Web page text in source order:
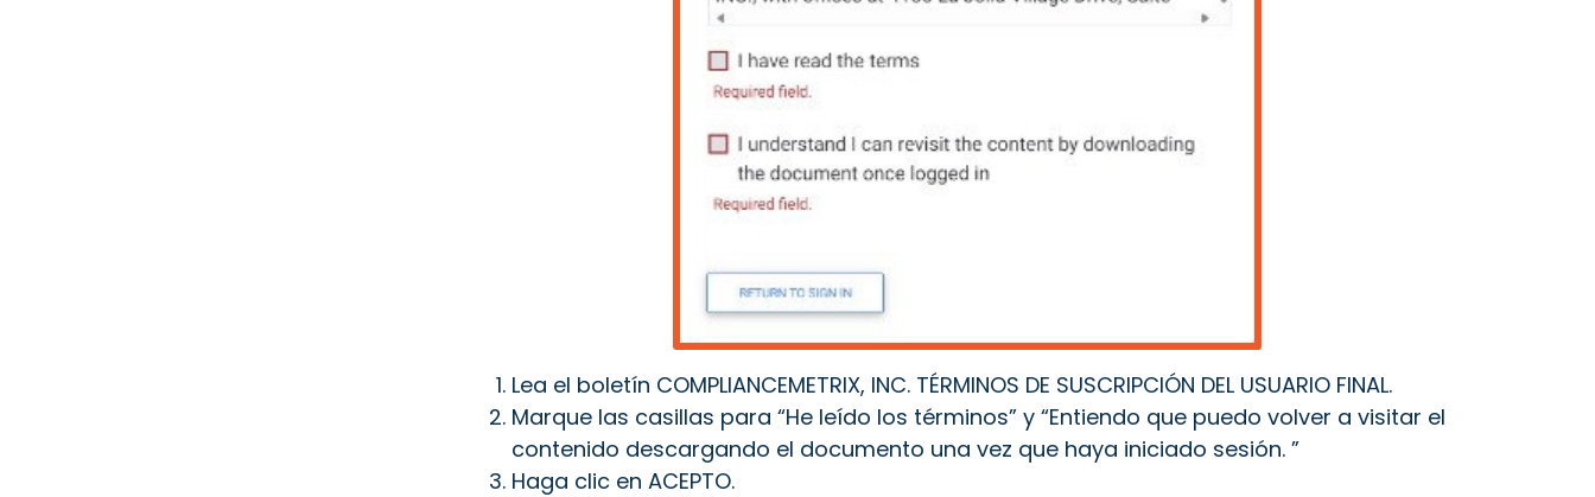
Lea el boletín COMPLIANCEMETRIX, INC. TÉRMINOS DE SUSCRIPCIÓN DEL USUARIO FINAL.
Marque las casillas para “He leído los términos” y “Entiendo que puedo volver a visitar el
contenido descargando el documento una vez que haya iniciado sesión. ”
Haga clic en ACEPTO.